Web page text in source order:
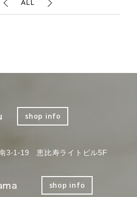
ALL
shop info
3-1-19 恵比寿ライトビル5F
shop info